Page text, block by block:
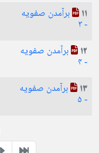
11 برآمدن صفویه
- ۳
12 برآمدن صفویه
- ۴
13 برآمدن صفویه
- ۵